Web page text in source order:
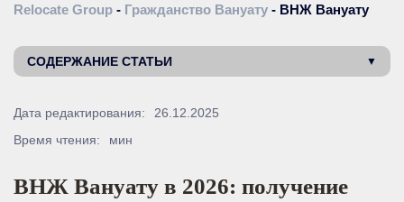
Relocate Group - Гражданство Вануату - ВНЖ Вануату
СОДЕРЖАНИЕ СТАТЬИ
Дата редактирования:
26.12.2025
Время чтения:
мин
ВНЖ Вануату в 2026: получение